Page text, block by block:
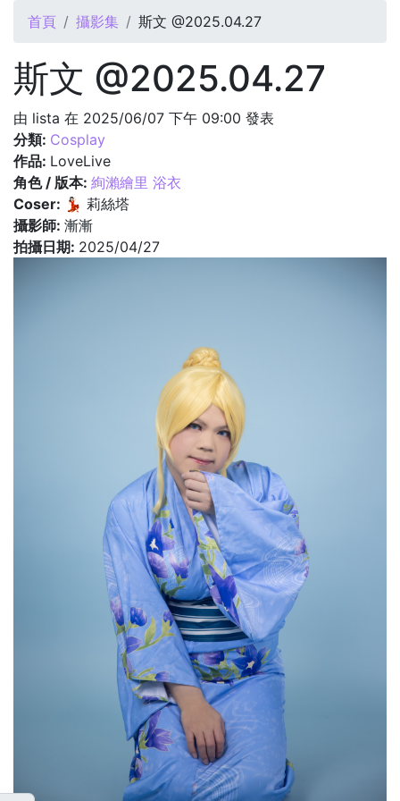
您在這裡
首頁 攝影集 斯文 @2025.04.27
斯文 @2025.04.27
由 lista 在 2025/06/07 下午 09:00 發表
分類: Cosplay
作品: LoveLive
角色 / 版本: 絢瀨繪里 浴衣
Coser: 💃🏻 莉絲塔
攝影師: 漸漸
拍攝日期: 2025/04/27